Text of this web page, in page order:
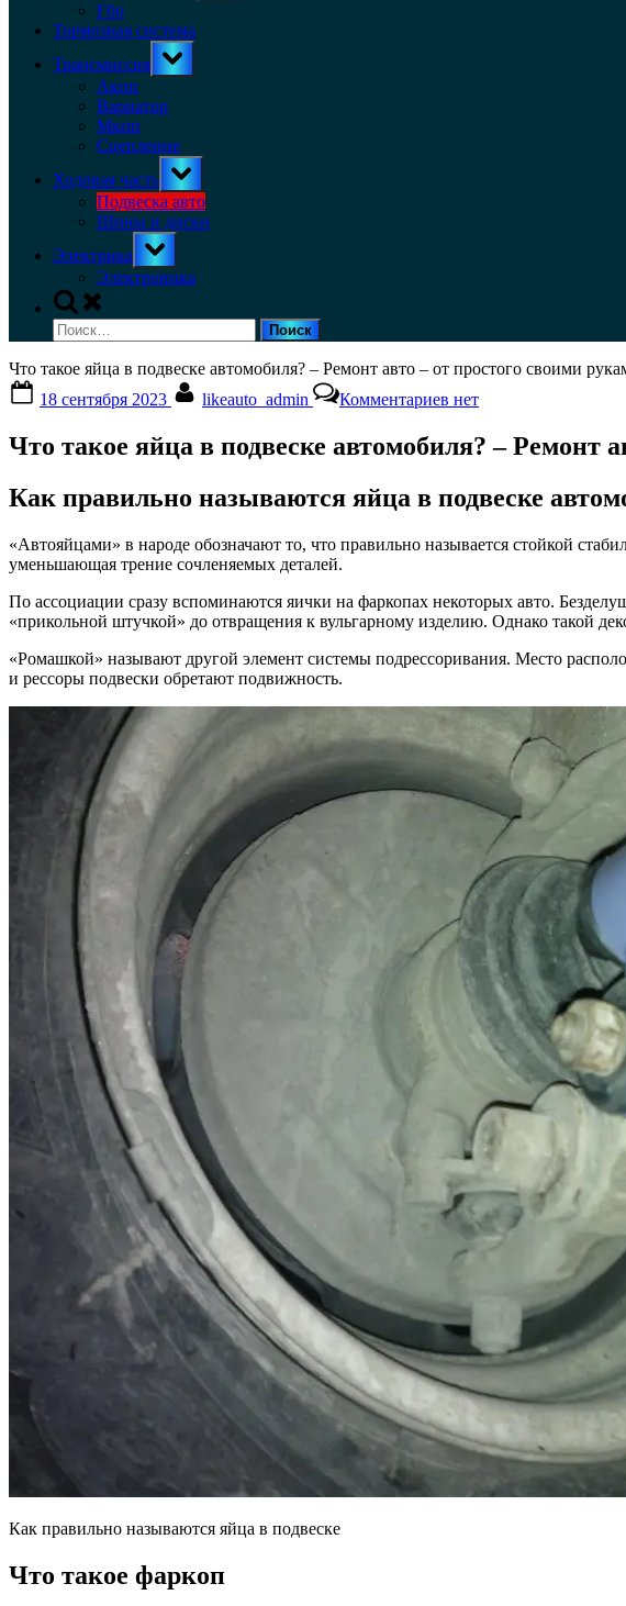
Гбо
Тормозная система
Трансмиссия
Toggle
sub-
Акпп
Вариатор
Мкпп
Сцепление
Ходовая часть
Toggle
sub-
menu
Подвеска авто
Шины и диски
Электрика
Toggle
sub-
menu
Электроника
Toggle
search
form
Найти:
Что такое яйца в подвеске автомобиля? – Ремонт авто – от простого своими
on
18 сентября 2023 likeauto_admin Комментариевзаписи
такое
подвеске
–
–
от
своими
до
контроля
СТО
нет
Что такое яйца в подвеске автомобиля? –
Как правильно называются яйца в подвеске
«Автояйцами» в народе обозначают то, что правильно называется стойкой
уменьшающая трение сочленяемых деталей.
По ассоциации сразу вспоминаются яички на фаркопах некоторых авто.
«прикольной штучкой» до отвращения к вульгарному изделию. Однако такой
«Ромашкой» называют другой элемент системы подрессоривания. Место
и рессоры подвески обретают подвижность.
Как правильно называются яйца в подвеске
Что такое фаркоп